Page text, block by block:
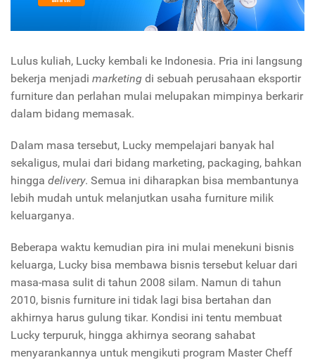
Lulus kuliah, Lucky kembali ke Indonesia. Pria ini langsung
bekerja menjadi marketing di sebuah perusahaan eksportir
furniture dan perlahan mulai melupakan mimpinya berkarir
dalam bidang memasak.
Dalam masa tersebut, Lucky mempelajari banyak hal
sekaligus, mulai dari bidang marketing, packaging, bahkan
hingga delivery. Semua ini diharapkan bisa membantunya
lebih mudah untuk melanjutkan usaha furniture milik
keluarganya.
Beberapa waktu kemudian pira ini mulai menekuni bisnis
keluarga, Lucky bisa membawa bisnis tersebut keluar dari
masa-masa sulit di tahun 2008 silam. Namun di tahun
2010, bisnis furniture ini tidak lagi bisa bertahan dan
akhirnya harus gulung tikar. Kondisi ini tentu membuat
Lucky terpuruk, hingga akhirnya seorang sahabat
menyarankannya untuk mengikuti program Master Cheff